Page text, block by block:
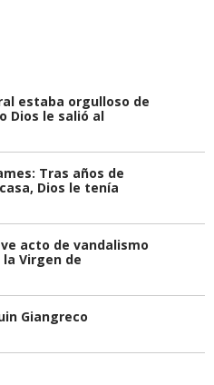
estaba orgulloso de
Dios le salió al
Tras años de
Dios le tenía
acto de vandalismo
Virgen de
Giangreco